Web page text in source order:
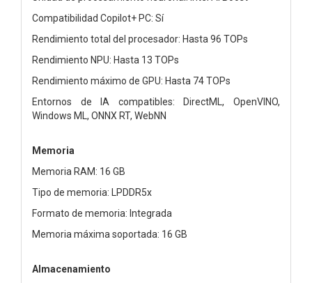
Compatibilidad Copilot+ PC: Sí
Rendimiento total del procesador: Hasta 96 TOPs
Rendimiento NPU: Hasta 13 TOPs
Rendimiento máximo de GPU: Hasta 74 TOPs
Entornos de IA compatibles: DirectML, OpenVINO,
Windows ML, ONNX RT, WebNN
Memoria
Memoria RAM: 16 GB
Tipo de memoria: LPDDR5x
Formato de memoria: Integrada
Memoria máxima soportada: 16 GB
Almacenamiento